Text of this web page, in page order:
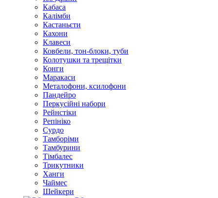
Кабаса
Калімби
Кастаньєти
Кахони
Клавеси
Ковбели, тон-блоки, туби
Колотушки та трещітки
Конги
Маракаси
Металофони, ксилофони
Пандейро
Перкусійні набори
Рейнстіки
Репініко
Сурдо
Тамборіми
Тамбурини
Тімбалес
Трикутники
Ханги
Чаймес
Шейкери